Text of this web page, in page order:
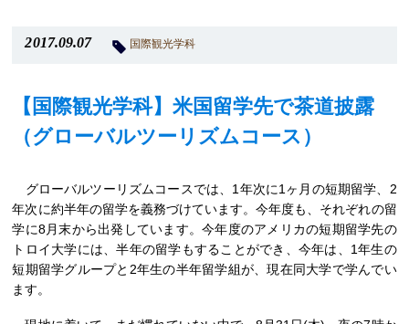
2017.09.07 国際観光学科
【国際観光学科】米国留学先で茶道披露
（グローバルツーリズムコース）
グローバルツーリズムコースでは、1年次に1ヶ月の短期留学、2
年次に約半年の留学を義務づけています。今年度も、それぞれの留
学に8月末から出発しています。今年度のアメリカの短期留学先の
トロイ大学には、半年の留学もすることができ、今年は、1年生の
短期留学グループと2年生の半年留学組が、現在同大学で学んでい
ます。